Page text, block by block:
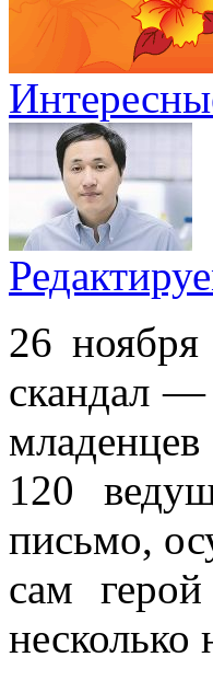
26 ноября
скандал —
120
письмо,
сам
несколько